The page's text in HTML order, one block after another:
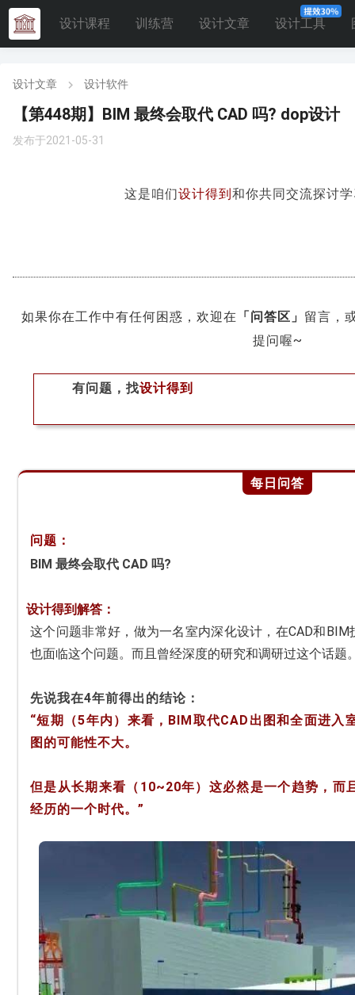
设计课程 训练营 设计文章 设计工具
设计文章 设计软件
【第448期】BIM 最终会取代 CAD 吗? dop设计
发布于2021-05-31
这是咱们设计得到和你共同交流探讨
如果你在工作中有任何困惑，欢迎在 「问答区」 留言，
提问喔~
有问题，找设计得到
每日问答
问题：
BIM 最终会取代 CAD 吗?
设计得到解答：
这个问题非常好，做为一名室内深化设计，在CAD和
也面临这个问题。而且曾经深度的研究和调研过这个话题
先说我在4年前得出的结论：
“短期（5年内）来看，BIM取代CAD出图和全面进入
图的可能性不大。
但是从长期来看（10~20年）这必然是一个趋势，而
经历的一个时代。”